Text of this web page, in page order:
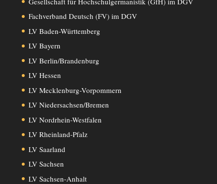
Fachverband Deutsch (FV) im DGV
LV Baden-Württemberg
LV Bayern
LV Berlin/Brandenburg
LV Hessen
LV Mecklenburg-Vorpommern
LV Niedersachsen/Bremen
LV Nordrhein-Westfalen
LV Rheinland-Pfalz
LV Saarland
LV Sachsen
LV Sachsen-Anhalt